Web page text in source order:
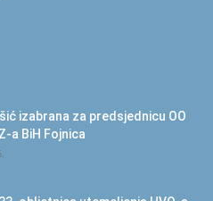
izabrana za predsjednicu OO
a BiH Fojnica